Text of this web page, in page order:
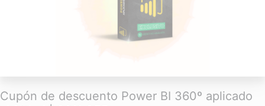
Cupón de descuento Power BI 360º aplicado